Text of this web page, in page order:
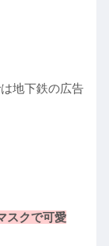
地下鉄の広告
スクで可愛